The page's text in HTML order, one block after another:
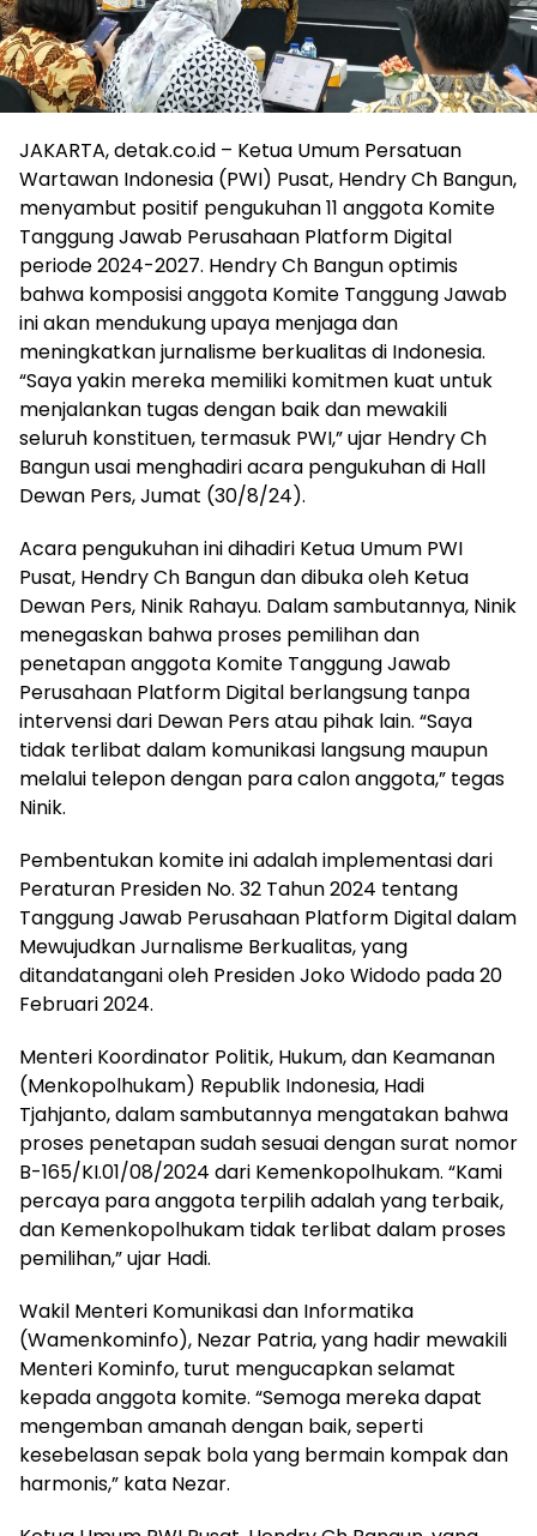
JAKARTA, detak.co.id – Ketua Umum Persatuan
Wartawan Indonesia (PWI) Pusat, Hendry Ch Bangun,
menyambut positif pengukuhan 11 anggota Komite
Tanggung Jawab Perusahaan Platform Digital
periode 2024-2027. Hendry Ch Bangun optimis
bahwa komposisi anggota Komite Tanggung Jawab
ini akan mendukung upaya menjaga dan
meningkatkan jurnalisme berkualitas di Indonesia.
“Saya yakin mereka memiliki komitmen kuat untuk
menjalankan tugas dengan baik dan mewakili
seluruh konstituen, termasuk PWI,” ujar Hendry Ch
Bangun usai menghadiri acara pengukuhan di Hall
Dewan Pers, Jumat (30/8/24).
Acara pengukuhan ini dihadiri Ketua Umum PWI
Pusat, Hendry Ch Bangun dan dibuka oleh Ketua
Dewan Pers, Ninik Rahayu. Dalam sambutannya, Ninik
menegaskan bahwa proses pemilihan dan
penetapan anggota Komite Tanggung Jawab
Perusahaan Platform Digital berlangsung tanpa
intervensi dari Dewan Pers atau pihak lain. “Saya
tidak terlibat dalam komunikasi langsung maupun
melalui telepon dengan para calon anggota,” tegas
Ninik.
Pembentukan komite ini adalah implementasi dari
Peraturan Presiden No. 32 Tahun 2024 tentang
Tanggung Jawab Perusahaan Platform Digital dalam
Mewujudkan Jurnalisme Berkualitas, yang
ditandatangani oleh Presiden Joko Widodo pada 20
Februari 2024.
Menteri Koordinator Politik, Hukum, dan Keamanan
(Menkopolhukam) Republik Indonesia, Hadi
Tjahjanto, dalam sambutannya mengatakan bahwa
proses penetapan sudah sesuai dengan surat nomor
B-165/KI.01/08/2024 dari Kemenkopolhukam. “Kami
percaya para anggota terpilih adalah yang terbaik,
dan Kemenkopolhukam tidak terlibat dalam proses
pemilihan,” ujar Hadi.
Wakil Menteri Komunikasi dan Informatika
(Wamenkominfo), Nezar Patria, yang hadir mewakili
Menteri Kominfo, turut mengucapkan selamat
kepada anggota komite. “Semoga mereka dapat
mengemban amanah dengan baik, seperti
kesebelasan sepak bola yang bermain kompak dan
harmonis,” kata Nezar.